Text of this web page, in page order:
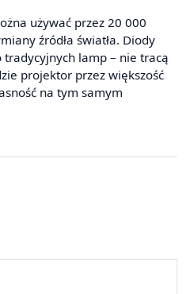
używać przez 20 000
źródła światła. Diody
tradycyjnych lamp – nie tracą
projektor przez większość
na tym samym